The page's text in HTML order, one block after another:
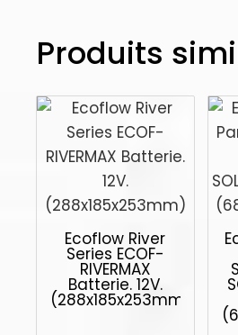
Produits
Ecoflow River
Series ECOF-
RIVERMAX
Batterie. 12V.
(288x185x253mm)